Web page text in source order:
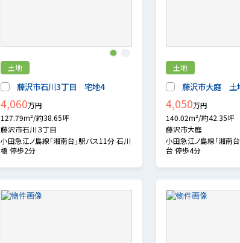
1
藤沢市石川3丁目 宅地4
土地
4,060万円
127.79m²/約38.65坪
藤沢市石川３丁目
小田急江ノ島線「湘南台」駅バス11分 石川
橋 停歩2分
藤沢市大庭
土地
4,050万円
140.02m²/約42.35坪
藤沢市大庭
小田急江ノ島線「湘南
台 停歩4分